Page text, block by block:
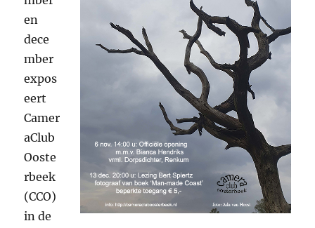
en
dece
mber
expos
eert
Camer
aClub
Ooste
rbeek
(CCO)
in de